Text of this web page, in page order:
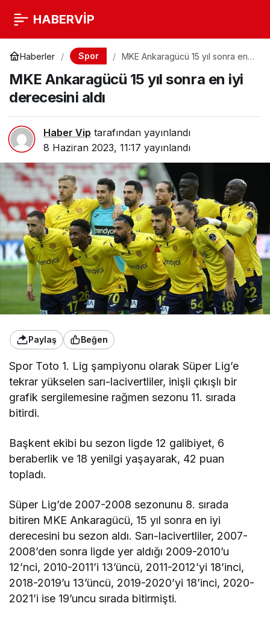
HABERVİP
Haberler Spor
MKE Ankaragücü 15 yıl sonra en
MKE Ankaragücü 15 yıl sonra en iyi
derecesini aldı
Haber Vip tarafından yayınlandı
8 Haziran 2023, 11:17 yayınlandı
Paylaş Beğen
Spor Toto 1. Lig şampiyonu olarak Süper Lig’e
tekrar yükselen sarı-lacivertliler, inişli çıkışlı bir
grafik sergilemesine rağmen sezonu 11. sırada
bitirdi.
Başkent ekibi bu sezon ligde 12 galibiyet, 6
beraberlik ve 18 yenilgi yaşayarak, 42 puan
topladı.
Süper Lig’de 2007-2008 sezonunu 8. sırada
bitiren MKE Ankaragücü, 15 yıl sonra en iyi
derecesini bu sezon aldı. Sarı-lacivertliler, 2007-
2008’den sonra ligde yer aldığı 2009-2010’u
12’nci, 2010-2011’i 13’üncü, 2011-2012’yi 18’inci,
2018-2019’u 13’üncü, 2019-2020’yi 18’inci, 2020-
2021’i ise 19’uncu sırada bitirmişti.